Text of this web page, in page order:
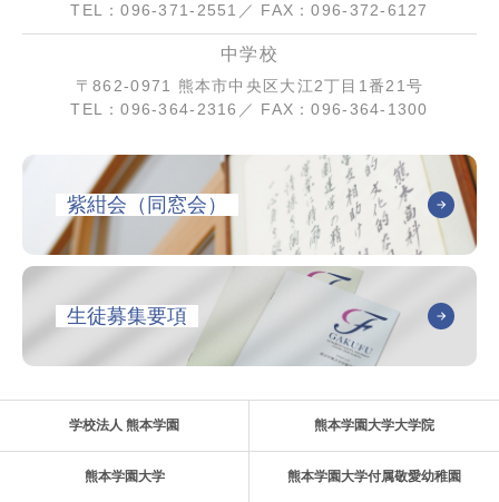
TEL：096-371-2551／ FAX：096-372-6127
中学校
〒862-0971 熊本市中央区大江2丁目1番21号
TEL：096-364-2316／ FAX：096-364-1300
紫紺会（同窓会）
生徒募集要項
学校法人 熊本学園 熊本学園大学大学院
熊本学園大学 熊本学園大学付属敬愛幼稚園